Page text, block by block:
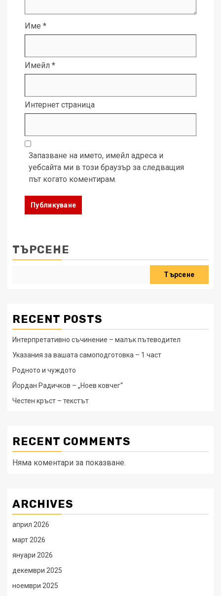
Име *
Имейл *
Интернет страница
Запазване на името, имейл адреса и
уебсайта ми в този браузър за следващия
път когато коментирам.
ТЪРСЕНЕ
Търсене
RECENT POSTS
Интерпретативно съчинение – малък пътеводител
Указания за вашата самоподготовка – 1 част
Родното и чуждото
Йордан Радичков – „Ноев ковчег“
Честен кръст – текстът
RECENT COMMENTS
Няма коментари за показване.
ARCHIVES
април 2026
март 2026
януари 2026
декември 2025
ноември 2025